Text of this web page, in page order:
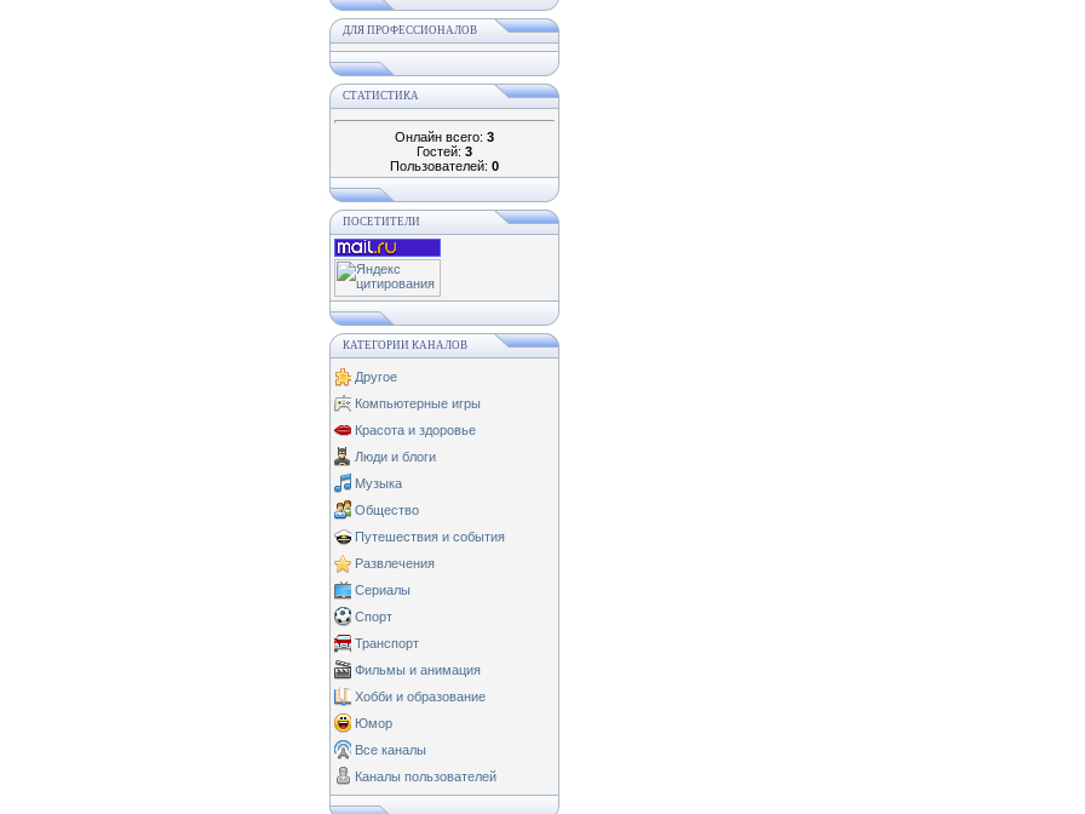
ДЛЯ ПРОФЕССИОНАЛОВ
СТАТИСТИКА
Онлайн всего: 3
Гостей: 3
Пользователей: 0
ПОСЕТИТЕЛИ
КАТЕГОРИИ КАНАЛОВ
Другое
Компьютерные игры
Красота и здоровье
Люди и блоги
Музыка
Общество
Путешествия и события
Развлечения
Сериалы
Спорт
Транспорт
Фильмы и анимация
Хобби и образование
Юмор
Все каналы
Каналы пользователей